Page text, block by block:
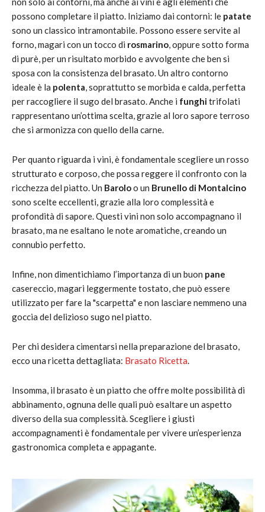
possono completare il piatto. Iniziamo dai contorni: le patate
sono un classico intramontabile. Possono essere servite al
forno, magari con un tocco di rosmarino, oppure sotto forma
di purè, per un risultato morbido e avvolgente che ben si
sposa con la consistenza del brasato. Un altro contorno
ideale è la polenta, soprattutto se morbida e calda, perfetta
per raccogliere il sugo del brasato. Anche i funghitrifolati
rappresentano un’ottima scelta, grazie al loro sapore terroso
che si armonizza con quello della carne.
Per quanto riguarda i vini, è fondamentale scegliere un rosso
strutturato e corposo, che possa reggere il confronto con la
ricchezza del piatto. Un Baroloo un Brunello di Montalcino
sono scelte eccellenti, grazie alla loro complessità e
profondità di sapore. Questi vini non solo accompagnano il
brasato, ma ne esaltano le note aromatiche, creando un
connubio perfetto.
Infine, non dimentichiamo l’importanza di un buon pane
casereccio, magari leggermente tostato, che può essere
utilizzato per fare la "scarpetta" e non lasciare nemmeno una
goccia del delizioso sugo nel piatto.
Per chi desidera cimentarsi nella preparazione del brasato,
ecco una ricetta dettagliata: Brasato Ricetta.
Insomma, il brasato è un piatto che offre molte possibilità di
abbinamento, ognuna delle quali può esaltare un aspetto
diverso della sua complessità. Scegliere i giusti
accompagnamenti è fondamentale per vivere un’esperienza
gastronomica completa e appagante.